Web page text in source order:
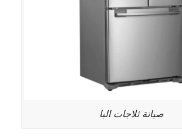
صيانة ثلاجات البا